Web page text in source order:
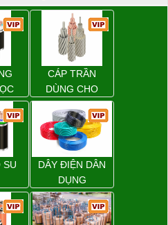
CÁP TRẦN
DÙNG CHO
ĐƯỜNG DÂY
TẢI ĐIỆN TRÊN
KHÔNG
SU
DÂY ĐIỆN DÂN
DỤNG